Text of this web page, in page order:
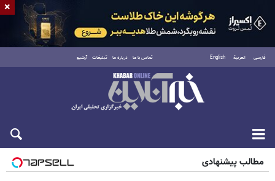
فارسی العربية English تماس با ما درباره ما تبلیغات آرشیو
پنجشنبه ۱۵ مرداد ۱۴۰۵
مطالب پیشنهادی
×